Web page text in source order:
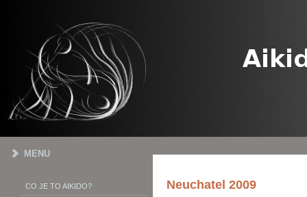
Neuchatel 2009
MENU
CO JE TO AIKIDO?